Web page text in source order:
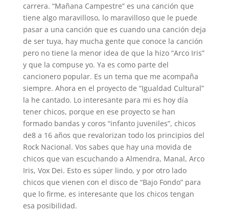
carrera. “Mañana Campestre” es una canción que
tiene algo maravilloso, lo maravilloso que le puede
pasar a una canción que es cuando una canción deja
de ser tuya, hay mucha gente que conoce la canción
pero no tiene la menor idea de que la hizo “Arco Iris”
y que la compuse yo. Ya es como parte del
cancionero popular. Es un tema que me acompaña
siempre. Ahora en el proyecto de “Igualdad Cultural”
la he cantado. Lo interesante para mi es hoy día
tener chicos, porque en ese proyecto se han
formado bandas y coros “infanto juveniles”, chicos
de8 a 16 años que revalorizan todo los principios del
Rock Nacional. Vos sabes que hay una movida de
chicos que van escuchando a Almendra, Manal, Arco
Iris, Vox Dei. Esto es súper lindo, y por otro lado
chicos que vienen con el disco de “Bajo Fondo” para
que lo firme, es interesante que los chicos tengan
esa posibilidad.